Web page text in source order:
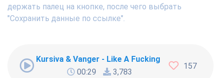
держать палец на кнопке, после чего выбрать
"Сохранить данные по ссылке".
Kursiva & Vanger - Like A Fucking Newbie
00:29
3,783
157